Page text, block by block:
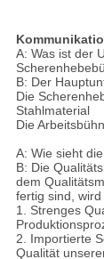
A: Was ist der
B: Der
Die
Stahlmaterial
Die
A: Wie sieht
B: Die
dem
fertig sind,
1. Strenges
2. Importierte
Qualität